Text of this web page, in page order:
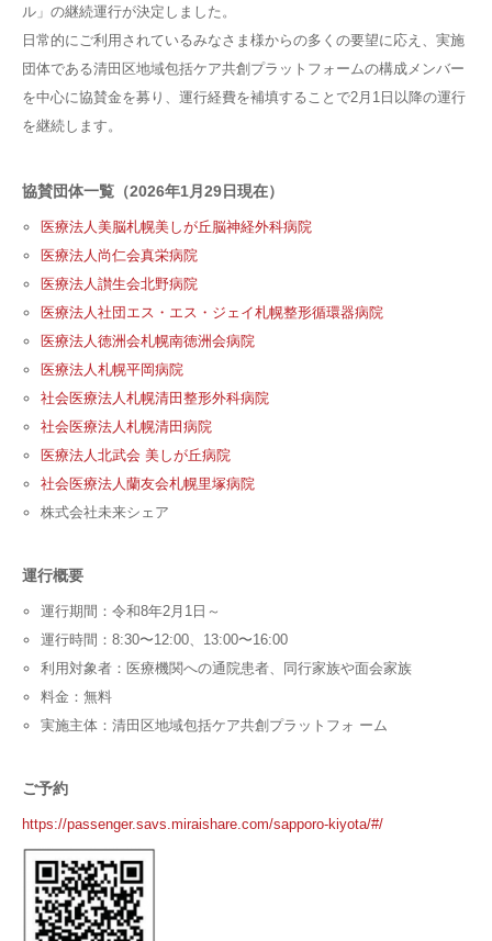
ル」の継続運行が決定しました。
日常的にご利用されているみなさま様からの多くの要望に応え、実施
団体である清田区地域包括ケア共創プラットフォームの構成メンバー
を中心に協賛金を募り、運行経費を補填することで2月1日以降の運行
を継続します。
協賛団体一覧（2026年1月29日現在）
医療法人美脳札幌美しが丘脳神経外科病院
医療法人尚仁会真栄病院
医療法人讃生会北野病院
医療法人社団エス・エス・ジェイ札幌整形循環器病院
医療法人徳洲会札幌南徳洲会病院
医療法人札幌平岡病院
社会医療法人札幌清田整形外科病院
社会医療法人札幌清田病院
医療法人北武会 美しが丘病院
社会医療法人蘭友会札幌里塚病院
株式会社未来シェア
運行概要
運行期間：令和8年2月1日～
運行時間：8:30〜12:00、13:00〜16:00
利用対象者：医療機関への通院患者、同行家族や面会家族
料金：無料
実施主体：清田区地域包括ケア共創プラットフォ ーム
ご予約
https://passenger.savs.miraishare.com/sapporo-kiyota/#/